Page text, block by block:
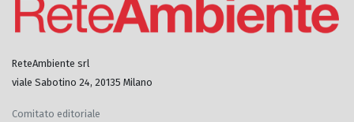
ReteAmbiente srl
viale Sabotino 24, 20135 Milano
Comitato editoriale